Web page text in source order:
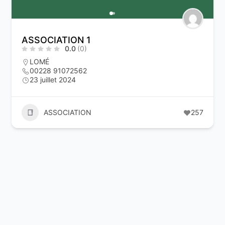
ASSOCIATION 1
0.0 (0)
LOMÉ
00228 91072562
23 juillet 2024
ASSOCIATION 257